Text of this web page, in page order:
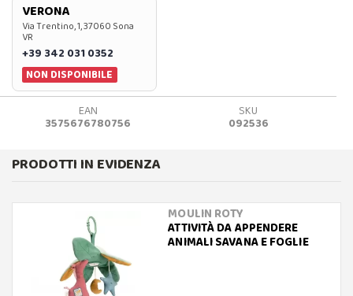
VERONA
Via Trentino, 1, 37060 Sona
VR
+39 342 031 0352
NON DISPONIBILE
EAN
3575676780756
SKU
092536
PRODOTTI IN EVIDENZA
MOULIN ROTY
ATTIVITÀ DA APPENDERE
ANIMALI SAVANA E FOGLIE